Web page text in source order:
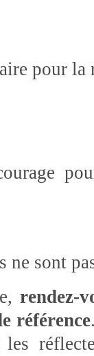
pour la
ne sont
rendez-
référence